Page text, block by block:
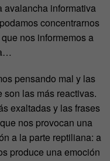
avalancha informativa
concentrarnos
nos informemos a
pensando mal y las
las más reactivas.
exaltadas y las frases
nos provocan una
a la parte reptiliana: a
produce una emoción